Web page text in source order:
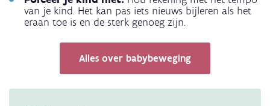
van je kind. Het kan pas iets nieuws bijleren als het
eraan toe is en de sterk genoeg zijn.
Alles over babybeweging